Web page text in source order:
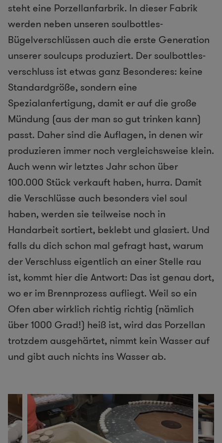
steht eine Porzellanfarbrik. In dieser Fabrik
werden neben unseren soulbottles-
Bügelverschlüssen auch die erste Generation
unserer soulcups produziert. Der soulbottles-
verschluss ist etwas ganz Besonderes: keine
Standardgröße, sondern eine
Spezialanfertigung, damit er auf die große
Mündung (aus der man so gut trinken kann)
passt. Daher sind die Auflagen, in denen wir
produzieren immer noch vergleichsweise klein.
Auch wenn wir letztes Jahr schon über
100.000 Stück verkauft haben, hurra. Damit
die Verschlüsse auch besonders viel soul
haben, werden sie teilweise noch in
Handarbeit sortiert, beklebt und glasiert. Und
falls du dich schon mal gefragt hast, warum
der Verschluss eigentlich an einer Stelle rau
ist, kommt hier die Antwort: Das ist genau dort,
wo er im Brennprozess aufliegt. Weil so ein
Ofen aber wirklich richtig richtig (nämlich
über 1000 Grad!) heiß ist, wird das Porzellan
trotzdem ausgehärtet, nimmt kein Wasser auf
und gibt auch nichts ins Wasser ab.